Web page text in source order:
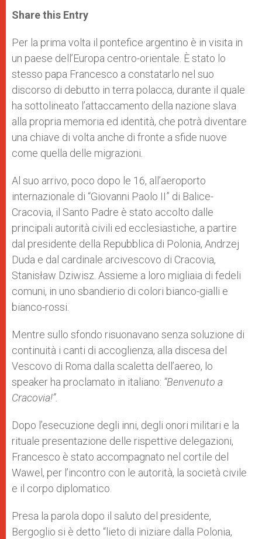
t
s
p
p
s
e
g
e
r
e
b
o
k
r
Share this Entry
Per la prima volta il pontefice argentino è in visita in
un paese dell’Europa centro-orientale. È stato lo
stesso papa Francesco a constatarlo nel suo
discorso di debutto in terra polacca, durante il quale
ha sottolineato l’attaccamento della nazione slava
alla propria memoria ed identità, che potrà diventare
una chiave di volta anche di fronte a sfide nuove
come quella delle migrazioni.
Al suo arrivo, poco dopo le 16, all’aeroporto
internazionale di “Giovanni Paolo II” di Balice-
Cracovia, il Santo Padre è stato accolto dalle
principali autorità civili ed ecclesiastiche, a partire
dal presidente della Repubblica di Polonia, Andrzej
Duda e dal cardinale arcivescovo di Cracovia,
Stanisław Dziwisz. Assieme a loro migliaia di fedeli
comuni, in uno sbandierio di colori bianco-gialli e
bianco-rossi.
Mentre sullo sfondo risuonavano senza soluzione di
continuità i canti di accoglienza, alla discesa del
Vescovo di Roma dalla scaletta dell’aereo, lo
speaker ha proclamato in italiano: “Benvenuto a
Cracovia!”.
Dopo l’esecuzione degli inni, degli onori militari e la
rituale presentazione delle rispettive delegazioni,
Francesco è stato accompagnato nel cortile del
Wawel, per l’incontro con le autorità, la società civile
e il corpo diplomatico.
Presa la parola dopo il saluto del presidente,
Bergoglio si è detto “lieto di iniziare dalla Polonia,